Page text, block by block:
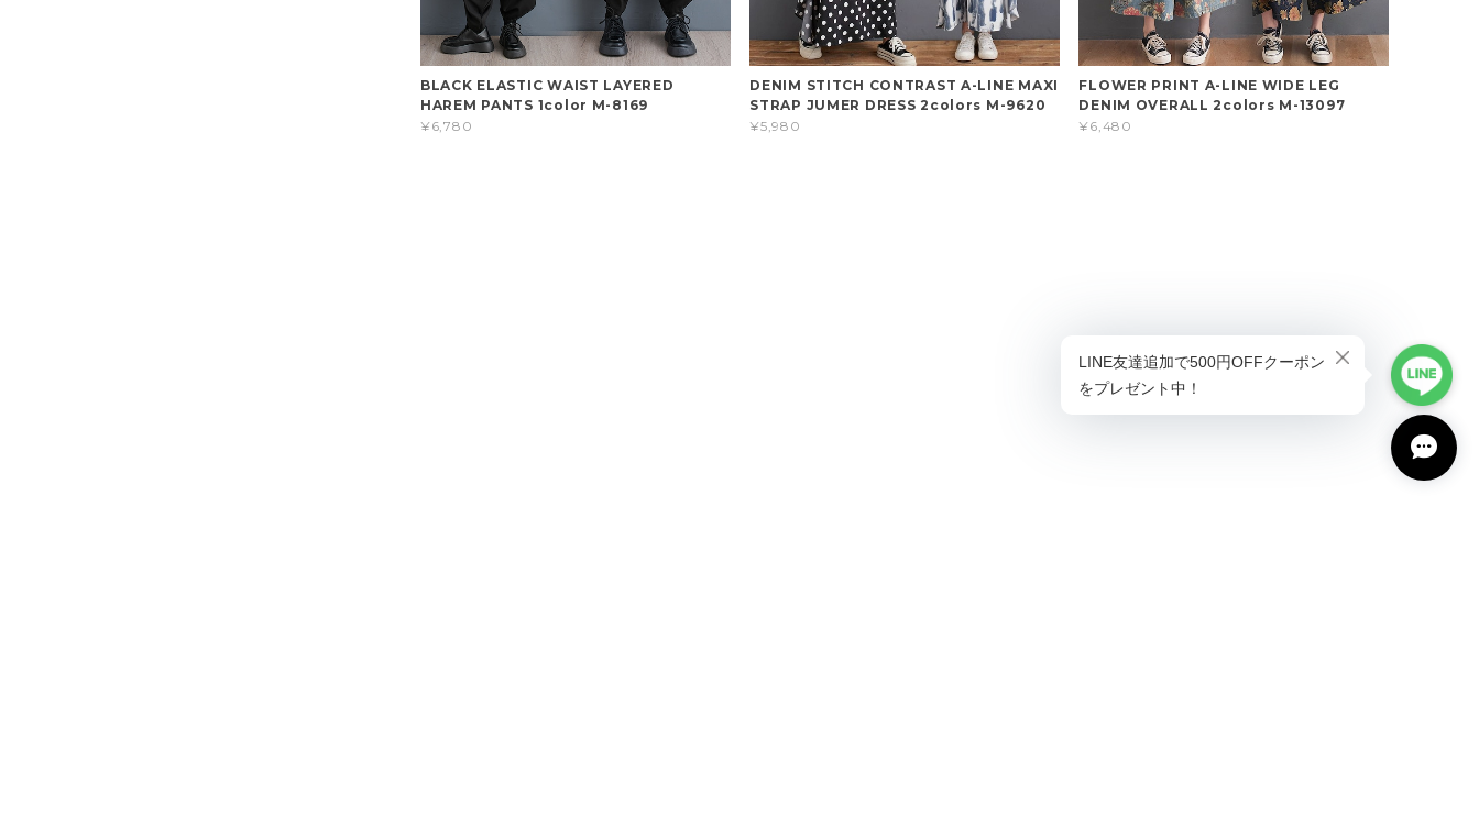
BLACK ELASTIC WAIST LAYERED
HAREM PANTS 1color M-8169
¥6,780
DENIM STITCH CONTRAST A-LINE MAXI
STRAP JUMER DRESS 2colors M-9620
¥5,980
FLOWER PRINT A-LINE WIDE LEG
DENIM OVERALL 2colors M-13097
¥6,480